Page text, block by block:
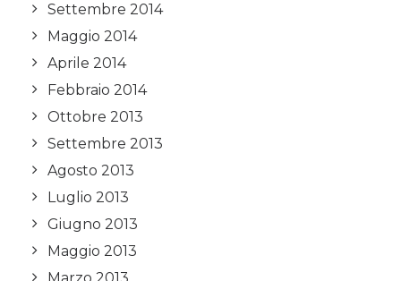
Settembre 2014
Maggio 2014
Aprile 2014
Febbraio 2014
Ottobre 2013
Settembre 2013
Agosto 2013
Luglio 2013
Giugno 2013
Maggio 2013